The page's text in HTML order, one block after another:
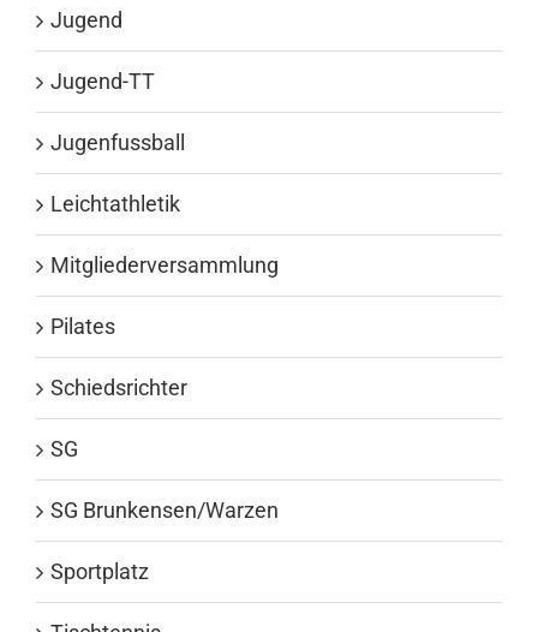
Jugend
Jugend-TT
Jugenfussball
Leichtathletik
Mitgliederversammlung
Pilates
Schiedsrichter
SG
SG Brunkensen/Warzen
Sportplatz